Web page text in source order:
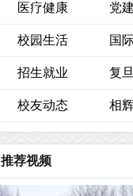
医疗健康 党
校园生活 国
招生就业 复
校友动态 相
推荐视频